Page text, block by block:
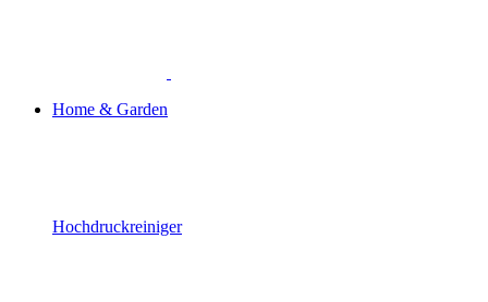
Home & Garden
Hochdruckreiniger